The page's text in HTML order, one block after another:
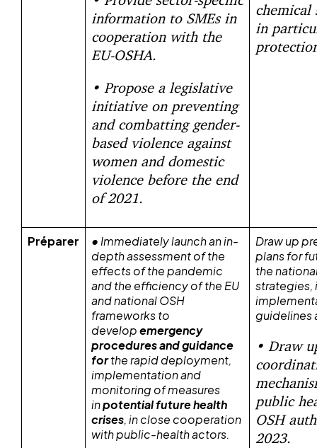
information to SMEs in
cooperation with the
EU-OSHA.
• Propose a legislative
initiative on preventing
and combatting gender-
based violence against
women and domestic
violence before the end
of 2021.
chemical
in
Préparer
• Immediately launch an in-
depth assessment of the
effects of the pandemic
and the efficiency of the EU
and national OSH
frameworks to
developemergency
procedures and guidance
forthe rapid deployment,
implementation and
monitoring of measures
inpotential future health
crises, in close cooperation
with public-health actors.
Draw up
plans for
the
strategies,
guidelines
• Draw
public
OSH
2023.